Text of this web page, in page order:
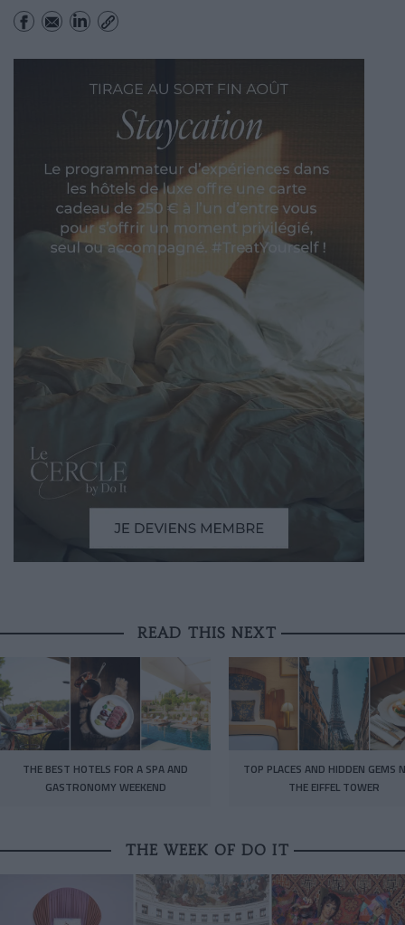
READ THIS NEXT
THE BEST HOTELS FOR A SPA AND
GASTRONOMY WEEKEND
TOP PLACES AND HIDDEN GEMS
THE EIFFEL TOWER
THE WEEK OF DO IT